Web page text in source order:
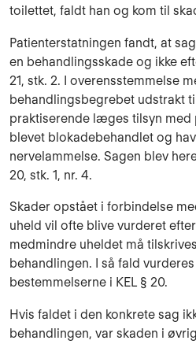
toilettet, faldt han og kom til
Patienterstatningen fandt, at
en behandlingsskade og ikke
21, stk. 2. I overensstemmelse
behandlingsbegrebet udstrakt
praktiserende læges tilsyn med
blevet blokadebehandlet og
nervelammelse. Sagen blev
20, stk. 1, nr. 4.
Skader opstået i forbindelse
uheld vil ofte blive vurderet efter
medmindre uheldet må
behandlingen. I så fald
bestemmelserne i KEL § 20.
Hvis faldet i den konkrete sag
behandlingen, var skaden i